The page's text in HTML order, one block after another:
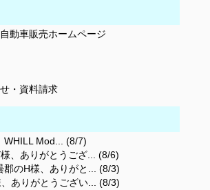
動車販売ホームページ
・資料請求
WHILL Mod... (8/7)
、ありがとうござ... (8/6)
郡のH様、ありがと... (8/3)
ありがとうござい... (8/3)